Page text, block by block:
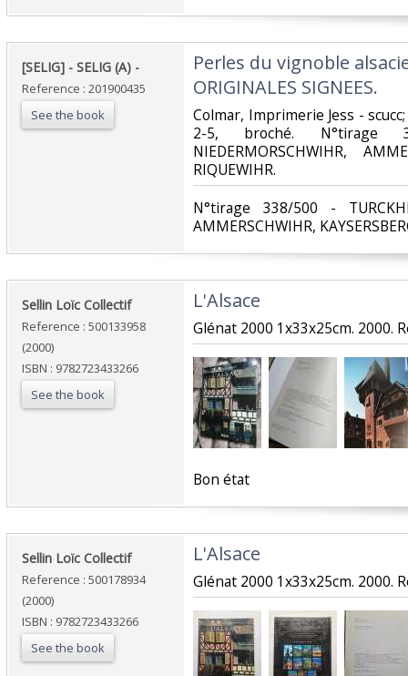
‎[SELIG] - SELIG (A) - ‎
Reference : 201900435
See the book
‎Perles du vignoble
ORIGINALES SIGNEES. ‎
‎Colmar, Imprimerie Jess -
2-5, broché. N°tirage
NIEDERMORSCHWIHR,
RIQUEWIHR.‎
‎N°tirage 338/500 -
AMMERSCHWIHR,
‎Sellin Loïc Collectif‎
Reference : 500133958
(2000)
ISBN : 9782723433266
See the book
‎L'Alsace‎
‎Glénat 2000 1x33x25cm. 2000.
‎Bon état‎
‎Sellin Loïc Collectif‎
Reference : 500178934
(2000)
ISBN : 9782723433266
See the book
‎L'Alsace‎
‎Glénat 2000 1x33x25cm. 2000.